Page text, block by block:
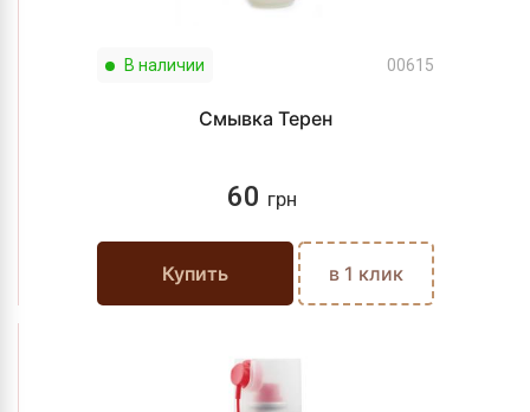
В наличии 00615
Смывка Терен
60 грн
Купить в 1 клик